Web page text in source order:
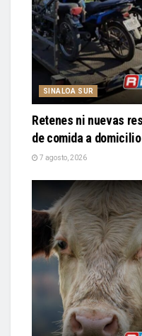
SINALOA SUR
Retenes ni nuevas
de comida a
7 agosto, 2026